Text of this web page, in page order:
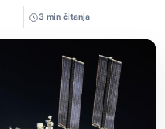
3 min čitanja